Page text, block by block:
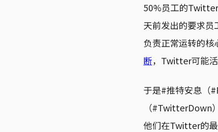
50%员工的
天前发出的要求
负责正常运转的
断，Twitter可能活
于是#推特安息（
（#TwitterDown
他们在Twitter的